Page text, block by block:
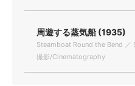
周遊する蒸気船 (1935)
Steamboat Round the Bend ／
撮影/Cinematography